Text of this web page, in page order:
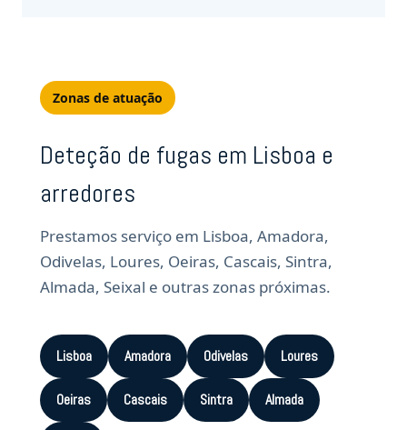
Zonas de atuação
Deteção de fugas em Lisboa e
arredores
Prestamos serviço em Lisboa, Amadora,
Odivelas, Loures, Oeiras, Cascais, Sintra,
Almada, Seixal e outras zonas próximas.
Lisboa Amadora Odivelas Loures
Oeiras Cascais Sintra Almada